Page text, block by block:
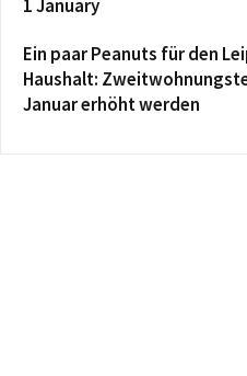
1 January
Ein paar Peanuts für den
Haushalt:
Januar erhöht werden